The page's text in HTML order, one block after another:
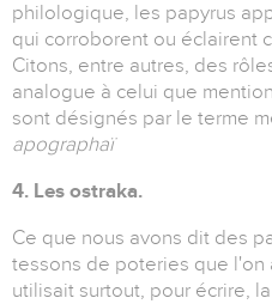
philologique, les papyrus
qui corroborent ou éclairent
Citons, entre autres, des
analogue à celui que
sont désignés par le terme
apographaï
4. Les ostraka.
Ce que nous avons dit des
tessons de poteries que l'on
utilisait surtout, pour écrire,